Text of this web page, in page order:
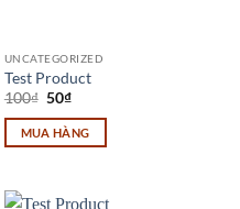
UNCATEGORIZED
Test Product
100₫ Giá
là:
100₫.
50₫Giá
tại
là:
MUA HÀNG